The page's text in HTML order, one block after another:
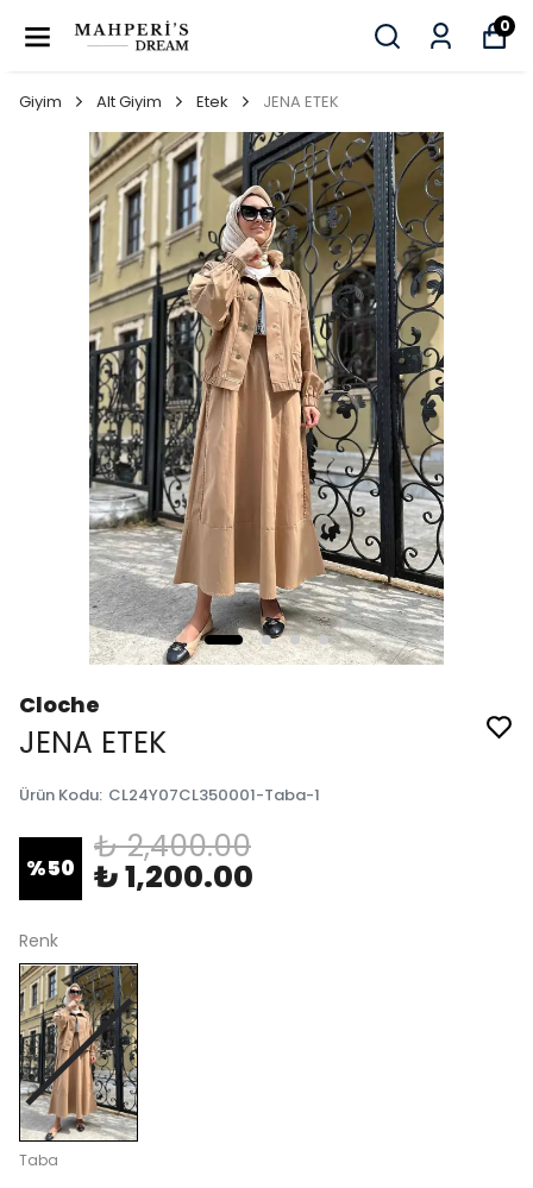
0
Giyim Alt Giyim Etek JENA ETEK
Cloche
JENA ETEK
Ürün Kodu: CL24Y07CL350001-Taba-1
%50
₺ 2,400.00
₺ 1,200.00
Renk
Taba